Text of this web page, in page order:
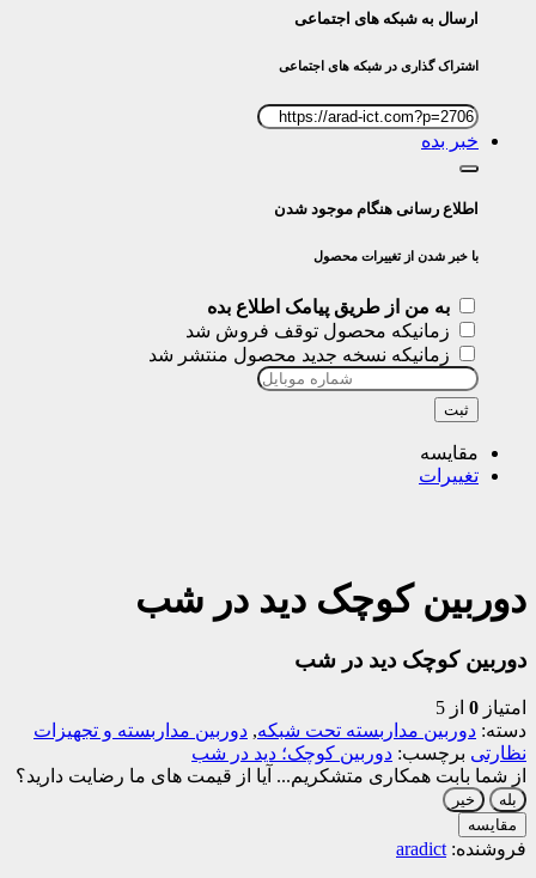
ارسال به شبکه های اجتماعی
اشتراک گذاری در شبکه های اجتماعی
خبر بده
اطلاع رسانی هنگام موجود شدن
با خبر شدن از تغییرات محصول
به من از طریق پیامک اطلاع بده
زمانیکه محصول توقف فروش شد
زمانیکه نسخه جدید محصول منتشر شد
ثبت
مقایسه
تغییرات
دوربین کوچک دید در شب
دوربین کوچک دید در شب
امتیاز 0 از 5
دسته: دوربین مداربسته تحت شبکه, دوربین مداربسته و تجهیزات
نظارتی برچسب: دوربین کوچک؛ دید در شب
از شما بابت همکاری متشکریم... آیا از قیمت های ما رضایت دارید؟
بله
خیر
مقایسه
فروشنده: aradict